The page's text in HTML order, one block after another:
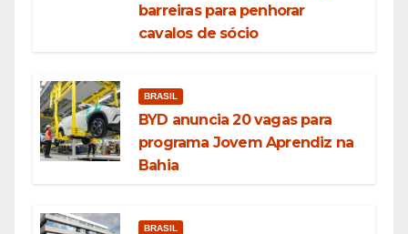
barreiras para penhorar
cavalos de sócio
BRASIL
BYD anuncia 20 vagas para
programa Jovem Aprendiz na
Bahia
BRASIL